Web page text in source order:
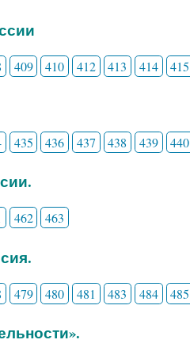
409 410 412 413 414 415
435 436 437 438 439 440
462 463
479 480 481 483 484 485